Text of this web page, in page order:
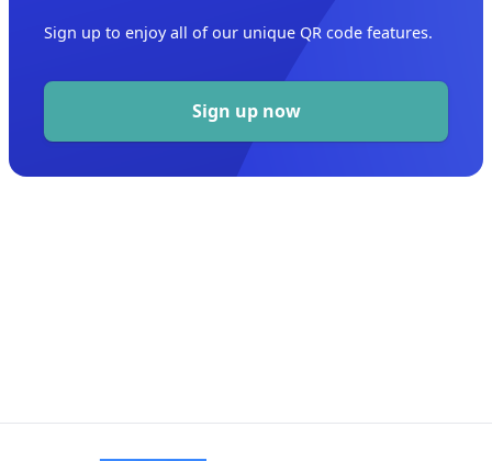
Sign up to enjoy all of our unique QR code features.
Sign up now